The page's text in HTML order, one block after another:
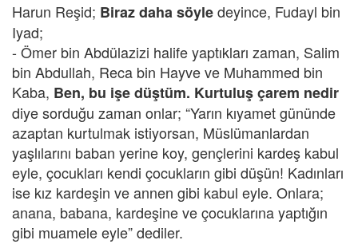
Harun Reşid; Biraz daha söyledeyince, Fudayl bin
Iyad;
- Ömer bin Abdülazizi halife yaptıkları zaman, Salim
bin Abdullah, Reca bin Hayve ve Muhammed bin
Kaba, Ben, bu işe düştüm. Kurtuluş çarem nedir
diye sorduğu zaman onlar; “Yarın kıyamet gününde
azaptan kurtulmak istiyorsan, Müslümanlardan
yaşlılarını baban yerine koy, gençlerini kardeş kabul
eyle, çocukları kendi çocukların gibi düşün! Kadınları
ise kız kardeşin ve annen gibi kabul eyle. Onlara;
anana, babana, kardeşine ve çocuklarına yaptığın
gibi muamele eyle” dediler.